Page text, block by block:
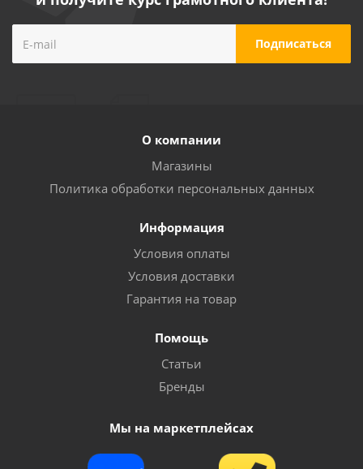
О компании
Магазины
Политика обработки персональных данных
Информация
Условия оплаты
Условия доставки
Гарантия на товар
Помощь
Статьи
Бренды
Мы на маркетплейсах